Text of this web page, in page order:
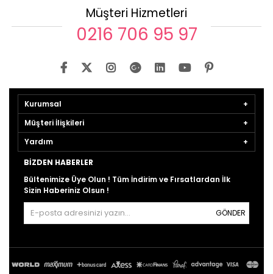
Müşteri Hizmetleri
0216 706 95 97
Kurumsal
Müşteri İlişkileri
Yardım
BIZDEN HABERLER
Bültenimize Üye Olun ! Tüm İndirim ve Fırsatlardan İlk
Sizin Haberiniz Olsun !
GÖNDER